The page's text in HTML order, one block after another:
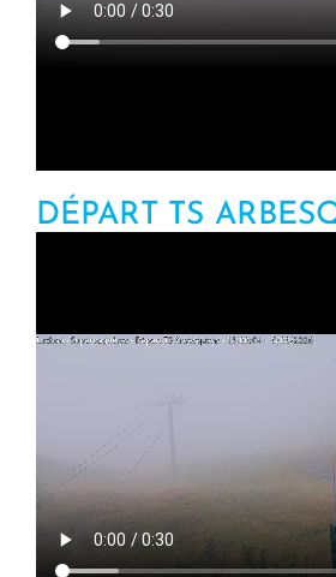
DÉPART TS